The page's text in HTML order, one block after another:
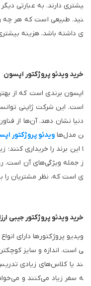
یشتری دارند. به عبارتی دیگر
نید. طبیعی است که هر چه
ی داشته باشد، هزینه
خرید ویدئو پروژکتور اپسون
اپسون برندی است که از
است. این شرکت ژاپنی
ن مدل‌هاویدئو پروژکتور
ا این برند را خریداری
ز جمله ویژگی‌های آن است.
ی است که، نظر مشتریان
خرید ویدئو پروژکتور جیبی
ویدیو پروژکتور‌ها دارای
ی است. اندازه و سایز
ند یا کلاس‌های زیادی
ه سفر زیاد می‌کنند و